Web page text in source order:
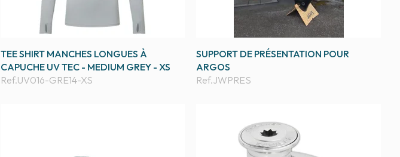
TEE SHIRT MANCHES LONGUES À
CAPUCHE UV TEC - MEDIUM GREY - XS
Ref.UV016-GRE14-XS
SUPPORT DE PRÉSENTATION POUR
ARGOS
Ref.JWPRES